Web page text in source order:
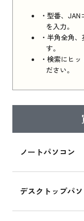
・型番、
を入力。
・半角全角
す。
・検索にヒ
ださい。
ノートパソコン
デスクトップパ
iPhone
ら
iPad 11イ
はこちら
ら
iPad mini
iPad mini